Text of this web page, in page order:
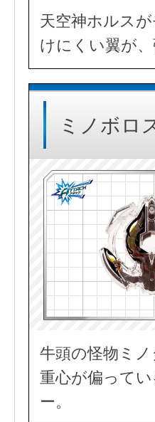
天空神ホルス
けにくい翼が
ミノボロ
牛頭の怪物ミ
重心が偏って
ー。